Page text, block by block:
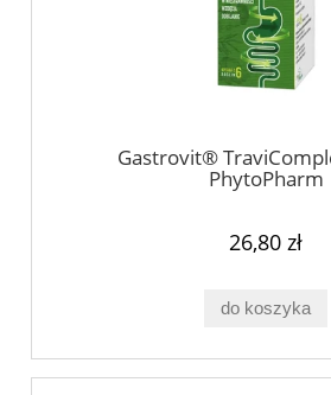
Gastrovit®
PhytoPharm
26,80 zł
do koszyka